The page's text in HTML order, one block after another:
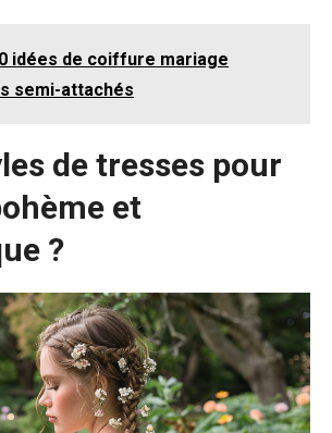
idées de coiffure mariage
semi-attachés
de tresses pour
et
?